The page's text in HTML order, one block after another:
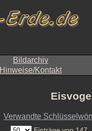
Bildarchiv
Hinweise/Kontakt
Verwandte